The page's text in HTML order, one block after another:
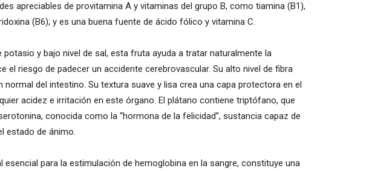
apreciables de provitamina A y vitaminas del grupo B, como tiamina (B1),
(B6); y es una buena fuente de ácido fólico y vitamina C.
y bajo nivel de sal, esta fruta ayuda a tratar naturalmente la
el riesgo de padecer un accidente cerebrovascular. Su alto nivel de fibra
normal del intestino. Su textura suave y lisa crea una capa protectora en el
acidez e irritación en este órgano. El plátano contiene triptófano, que
conocida como la “hormona de la felicidad”, sustancia capaz de
estado de ánimo.
esencial para la estimulación de hemoglobina en la sangre, constituye una